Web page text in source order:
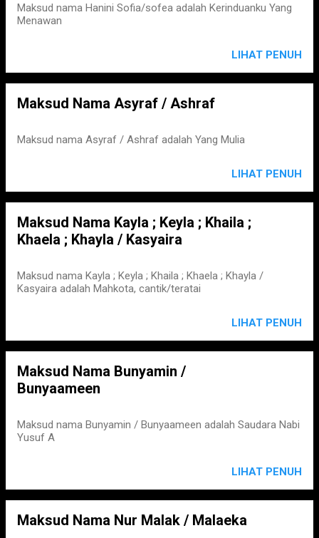
Maksud nama Hanini Sofia/sofea adalah Kerinduanku Yang
Menawan
LIHAT PENUH
Maksud Nama Asyraf / Ashraf
Maksud nama Asyraf / Ashraf adalah Yang Mulia
LIHAT PENUH
Maksud Nama Kayla ; Keyla ; Khaila ;
Khaela ; Khayla / Kasyaira
Maksud nama Kayla ; Keyla ; Khaila ; Khaela ; Khayla /
Kasyaira adalah Mahkota, cantik/teratai
LIHAT PENUH
Maksud Nama Bunyamin /
Bunyaameen
Maksud nama Bunyamin / Bunyaameen adalah Saudara Nabi
Yusuf A
LIHAT PENUH
Maksud Nama Nur Malak / Malaeka